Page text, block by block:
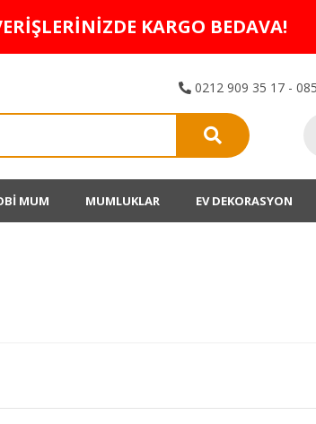
KARGO BEDAVA!
0212 909 35 17 -
MUM MUMLUKLAR EV DEKORASYON